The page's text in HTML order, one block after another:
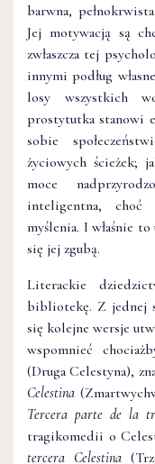
barwna,
Jej motywacją są
zwłaszcza tej
innymi podług
losy wszystkich
prostytutka stanowi
sobie
życiowych ścieżek;
moce
inteligentna, choć
myślenia. I właśnie
się jej zgubą.
Literackie
bibliotekę. Z jednej
się kolejne wersje
wspomnieć
(Druga Celestyna),
Celestina
Tercera parte de la
tragikomedii o
tercera Celestina